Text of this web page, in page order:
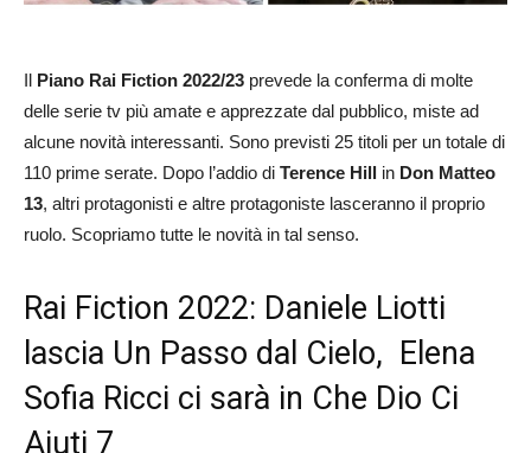
Il Piano Rai Fiction 2022/23 prevede la conferma di molte
delle serie tv più amate e apprezzate dal pubblico, miste ad
alcune novità interessanti. Sono previsti 25 titoli per un totale di
110 prime serate. Dopo l’addio di Terence Hill in Don Matteo
13, altri protagonisti e altre protagoniste lasceranno il proprio
ruolo. Scopriamo tutte le novità in tal senso.
Rai Fiction 2022: Daniele Liotti
lascia Un Passo dal Cielo, Elena
Sofia Ricci ci sarà in Che Dio Ci
Aiuti 7